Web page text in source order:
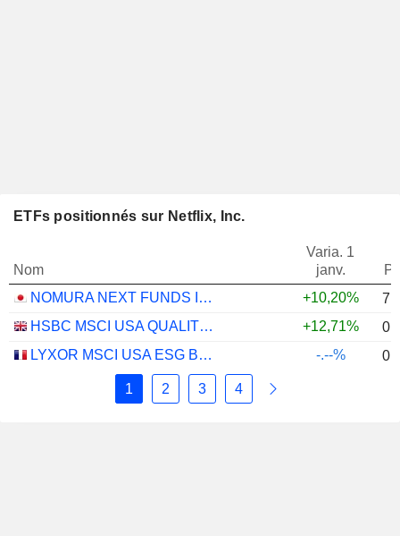
ETFs positionnés sur Netflix, Inc.
Nom
Varia. 1
janv.
NOMURA NEXT FUNDS INTERNATIONAL EQUITY MSCI-KOKUSAI (YEN-HEDGED) ETF - JPY
+10,20%
HSBC MSCI USA QUALITY UCITS ETF - USD
+12,71%
LYXOR MSCI USA ESG BROAD CTB (DR) UCITS ETF - DIST - EUR
-.--%
1 2 3 4